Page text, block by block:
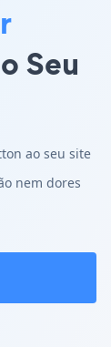
Seu
ao seu site
nem dores